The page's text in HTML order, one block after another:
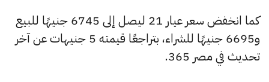
كما انخفض سعر عيار 21 ليصل إلى 6745 جنيهًا للبيع
و6695 جنيهًا للشراء، بتراجعًا قيمته 5 جنيهات عن آخر
تحديث في مصر 365.